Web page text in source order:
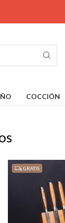
COCCIÓN
GRATIS